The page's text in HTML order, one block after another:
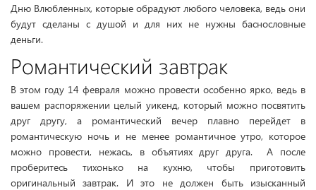
Дню Влюбленных, которые обрадуют любого человека, ведь они
будут сделаны с душой и для них не нужны баснословные
деньги.
Романтический завтрак
В этом году 14 февраля можно провести особенно ярко, ведь в
вашем распоряжении целый уикенд, который можно посвятить
друг другу, а романтический вечер плавно перейдет в
романтическую ночь и не менее романтичное утро, которое
можно провести, нежась, в объятиях друг друга. А после
проберитесь тихонько на кухню, чтобы приготовить
оригинальный завтрак. И это не должен быть изысканный